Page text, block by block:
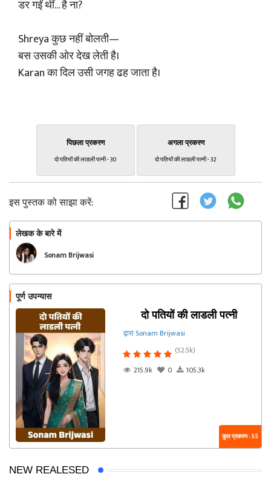
डर गईं थीं… है ना?
Shreya कुछ नहीं बोलती—
बस उसकी ओर देख लेती है।
Karan का दिल उसी जगह ढह जाता है।
पिछला प्रकरण
दो पतियों की लाडली पत्नी - 30
अगला प्रकरण
दो पतियों की लाडली पत्नी - 32
इस पुस्तक को साझा करें:
लेखक के बारे में
Sonam Brijwasi
पूर्ण उपन्यास
दो पतियों की लाडली पत्नी
द्वारा Sonam Brijwasi
(52.5k)
215.9k
0 105.3k
कुल प्रकरण : 55
NEW REALESED